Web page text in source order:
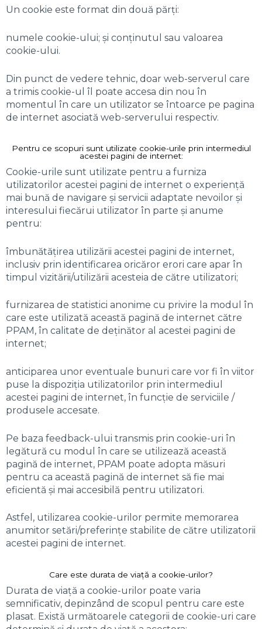
Un cookie este format din două părți:
numele cookie-ului; și conținutul sau valoarea
cookie-ului.
Din punct de vedere tehnic, doar web-serverul care
a trimis cookie-ul îl poate accesa din nou în
momentul în care un utilizator se întoarce pe pagina
de internet asociată web-serverului respectiv.
Pentru ce scopuri sunt utilizate cookie-urile prin intermediul
acestei pagini de internet:
Cookie-urile sunt utilizate pentru a furniza
utilizatorilor acestei pagini de internet o experiență
mai bună de navigare și servicii adaptate nevoilor și
interesului fiecărui utilizator în parte și anume
pentru:
îmbunătățirea utilizării acestei pagini de internet,
inclusiv prin identificarea oricăror erori care apar în
timpul vizitării/utilizării acesteia de către utilizatori;
furnizarea de statistici anonime cu privire la modul în
care este utilizată această pagină de internet către
PPAM, în calitate de deținător al acestei pagini de
internet;
anticiparea unor eventuale bunuri care vor fi în viitor
puse la dispoziția utilizatorilor prin intermediul
acestei pagini de internet, în funcție de serviciile /
produsele accesate.
Pe baza feedback-ului transmis prin cookie-uri în
legătură cu modul în care se utilizează această
pagină de internet, PPAM poate adopta măsuri
pentru ca această pagină de internet să fie mai
eficientă și mai accesibilă pentru utilizatori.
Astfel, utilizarea cookie-urilor permite memorarea
anumitor setări/preferințe stabilite de către utilizatorii
acestei pagini de internet.
Care este durata de viață a cookie-urilor?
Durata de viață a cookie-urilor poate varia
semnificativ, depinzând de scopul pentru care este
plasat. Există următoarele categorii de cookie-uri care